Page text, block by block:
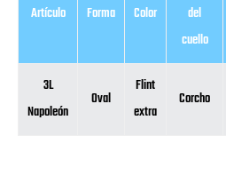
Artículo Forma Color
del
cuello
3L
Napoleón
Oval
Flint
extra
Corcho